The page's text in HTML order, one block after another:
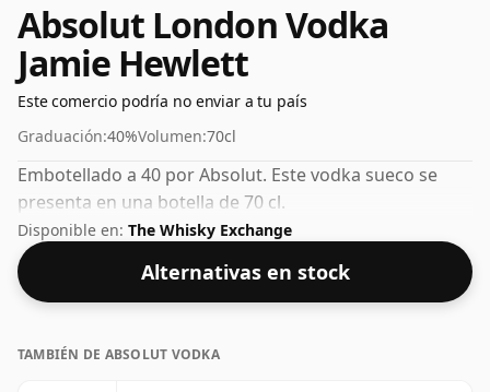
Absolut London Vodka
Jamie Hewlett
Este comercio podría no enviar a tu país
Graduación:40%Volumen:70cl
Embotellado a 40 por Absolut. Este vodka sueco se
presenta en una botella de 70 cl.
Disponible en: The Whisky Exchange
Alternativas en stock
TAMBIÉN DE ABSOLUT VODKA